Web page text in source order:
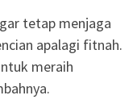
tetap menjaga
apalagi fitnah.
meraih